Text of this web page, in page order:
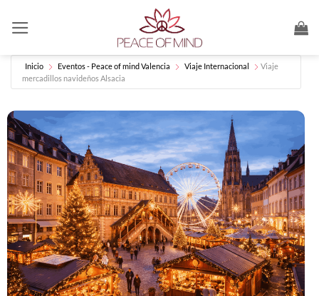
Inicio Eventos - Peace of mind Valencia Viaje Internacional
Viaje
mercadillos navideños Alsacia